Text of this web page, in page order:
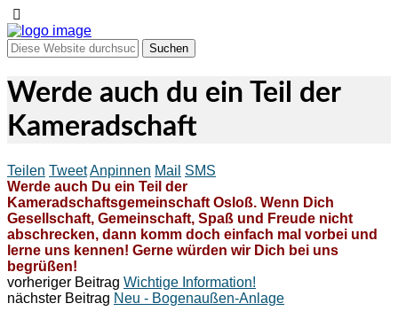
Werde auch du ein Teil der
Kameradschaft
Teilen TweetAnpinnen Mail SMS
Werde auch Du ein Teil der
Kameradschaftsgemeinschaft Osloß. Wenn Dich
Gesellschaft, Gemeinschaft, Spaß und Freude nicht
abschrecken, dann komm doch einfach mal vorbei und
lerne uns kennen! Gerne würden wir Dich bei uns
begrüßen!
vorheriger Beitrag Wichtige Information!
nächster Beitrag Neu - Bogenaußen-Anlage